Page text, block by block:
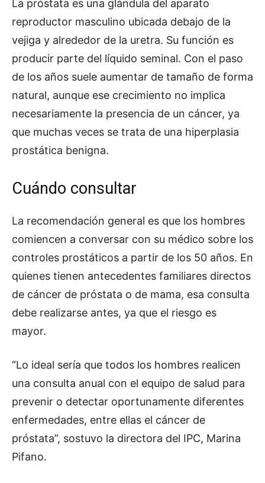
La próstata es una glándula del aparato
reproductor masculino ubicada debajo de la
vejiga y alrededor de la uretra. Su función es
producir parte del líquido seminal. Con el paso
de los años suele aumentar de tamaño de forma
natural, aunque ese crecimiento no implica
necesariamente la presencia de un cáncer, ya
que muchas veces se trata de una hiperplasia
prostática benigna.
Cuándo consultar
La recomendación general es que los hombres
comiencen a conversar con su médico sobre los
controles prostáticos a partir de los 50 años. En
quienes tienen antecedentes familiares directos
de cáncer de próstata o de mama, esa consulta
debe realizarse antes, ya que el riesgo es
mayor.
“Lo ideal sería que todos los hombres realicen
una consulta anual con el equipo de salud para
prevenir o detectar oportunamente diferentes
enfermedades, entre ellas el cáncer de
próstata”, sostuvo la directora del IPC, Marina
Pifano.